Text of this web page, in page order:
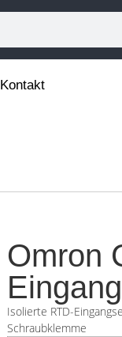
Kontakt
Omron
Isolierte RTD-
Schraubklemme